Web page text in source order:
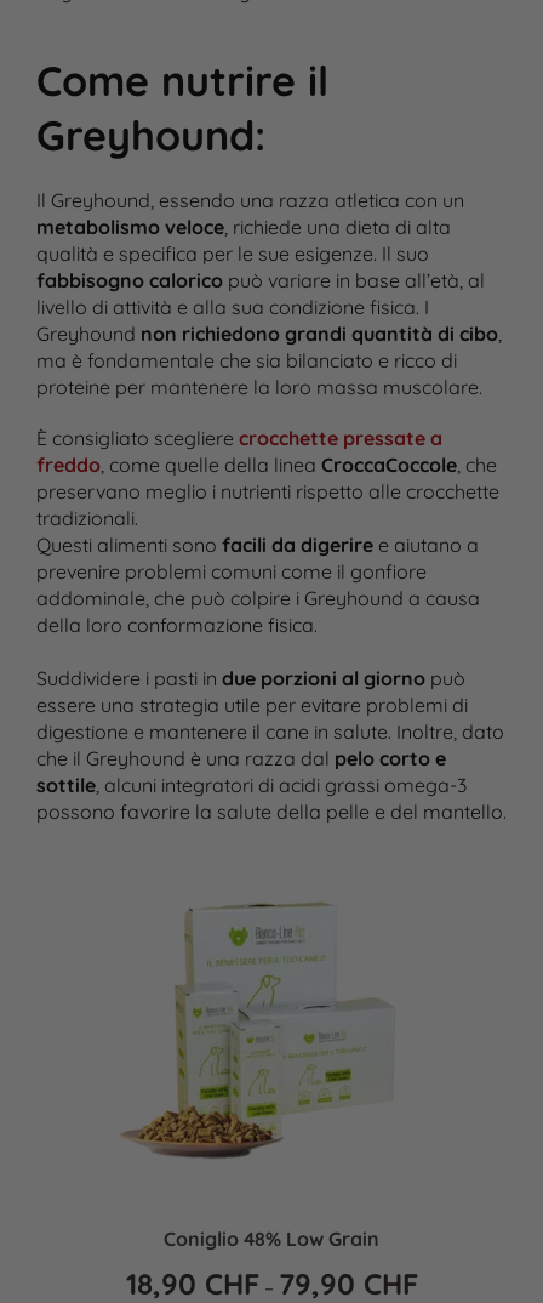
Come nutrire il
Greyhound:
Il Greyhound, essendo una razza atletica con un
metabolismo veloce, richiede una dieta di alta
qualità e specifica per le sue esigenze. Il suo
fabbisogno caloricopuò variare in base all’età, al
livello di attività e alla sua condizione fisica. I
Greyhound non richiedono grandi quantità di cibo,
ma è fondamentale che sia bilanciato e ricco di
proteine per mantenere la loro massa muscolare.
È consigliato scegliere crocchette pressate a
freddo, come quelle della linea CroccaCoccole, che
preservano meglio i nutrienti rispetto alle crocchette
tradizionali.
Questi alimenti sono facili da digeriree aiutano a
prevenire problemi comuni come il gonfiore
addominale, che può colpire i Greyhound a causa
della loro conformazione fisica​.
Suddividere i pasti in due porzioni al giornopuò
essere una strategia utile per evitare problemi di
digestione e mantenere il cane in salute. Inoltre, dato
che il Greyhound è una razza dal pelo corto e
sottile, alcuni integratori di acidi grassi omega-3
possono favorire la salute della pelle e del mantello.
Coniglio 48% Low Grain
18,90 CHF – 79,90 CHF